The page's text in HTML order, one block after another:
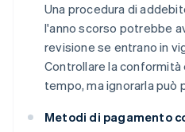
Una procedura di
l'anno scorso potrebbe
revisione se entrano in
Controllare la conformità
tempo, ma ignorarla può
Metodi di pagamento